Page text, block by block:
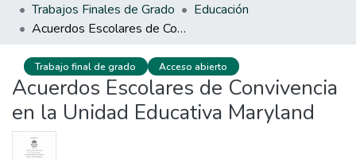
Trabajos Finales de Grado
Educación
Acuerdos Escolares de Convivencia en la Unidad Educativa Maryland
Trabajo final de grado Acceso abierto
Acuerdos Escolares de Convivencia
en la Unidad Educativa Maryland